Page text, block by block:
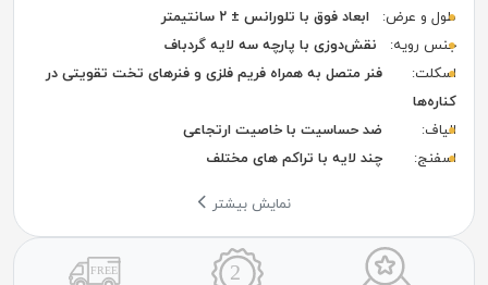
طول و عرض:
ابعاد فوق با تلورانس ± ۲ سانتیمتر
جنس رویه:
نقش‌دوزی با پارچه سه لایه گردباف
اسکلت:
فنر متصل به همراه فریم فلزی و فنرهای تخت تقویتی در
کناره‌ها
الیاف:
ضد حساسیت با خاصیت ارتجاعی
اسفنج:
چند لایه با تراکم های مختلف
نمایش بیشتر